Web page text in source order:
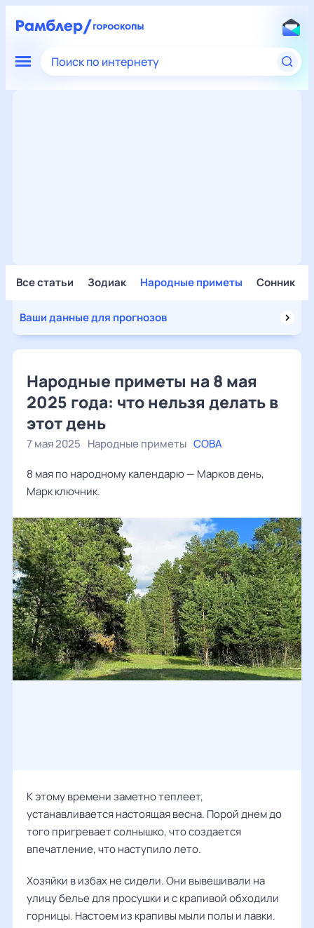
Поиск по интернету
Все статьи Зодиак Народные приметы Сонник
Ваши данные для прогнозов
Народные приметы на 8 мая
2025 года: что нельзя делать в
этот день
7 мая 2025 Народные приметы СОВА
8 мая по народному календарю — Марков день,
Марк ключник.
К этому времени заметно теплеет,
устанавливается настоящая весна. Порой днем до
того пригревает солнышко, что создается
впечатление, что наступило лето.
Хозяйки в избах не сидели. Они вывешивали на
улицу белье для просушки и с крапивой обходили
горницы. Настоем из крапивы мыли полы и лавки.